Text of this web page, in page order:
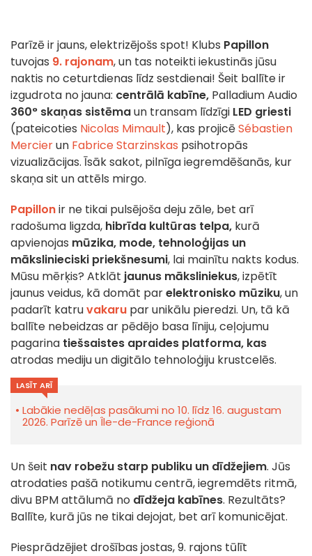
Parīzē ir jauns, elektrizējošs spot! Klubs Papillon
tuvojas 9. rajonam, un tas noteikti iekustinās jūsu
naktis no ceturtdienas līdz sestdienai! Šeit ballīte ir
izgudrota no jauna: centrālā kabīne, Palladium Audio
360° skaņas sistēmaun transam līdzīgi LED griesti
(pateicoties Nicolas Mimault), kas projicēSébastien
Mercierun Fabrice Starzinskas psihotropās
vizualizācijas. Īsāk sakot, pilnīga iegremdēšanās, kur
skaņa sit un attēls mirgo.
Papillonir ne tikai pulsējoša deju zāle, bet arī
radošuma ligzda, hibrīda kultūras telpa, kurā
apvienojas mūzika, mode, tehnoloģijas un
mākslinieciski priekšnesumi, lai mainītu nakts kodus.
Mūsu mērķis? Atklāt jaunus māksliniekus, izpētīt
jaunus veidus, kā domāt parelektronisko mūziku, un
padarīt katruvakaru par unikālu pieredzi. Un, tā kā
ballīte nebeidzas ar pēdējo basa līniju, ceļojumu
pagarina tiešsaistes apraides platforma, kas
atrodas mediju un digitālo tehnoloģiju krustcelēs.
LASĪT ARĪ
Labākie nedēļas pasākumi no 10. līdz 16. augustam
2026. Parīzē un Île-de-France reģionā
Un šeit nav robežu starp publiku un dīdžejiem. Jūs
atrodaties pašā notikumu centrā, iegremdēts ritmā,
divu BPM attālumā no dīdžeja kabīnes. Rezultāts?
Ballīte, kurā jūs ne tikai dejojat, bet arī komunicējat.
Piesprādzējiet drošības jostas, 9. rajons tūlīt